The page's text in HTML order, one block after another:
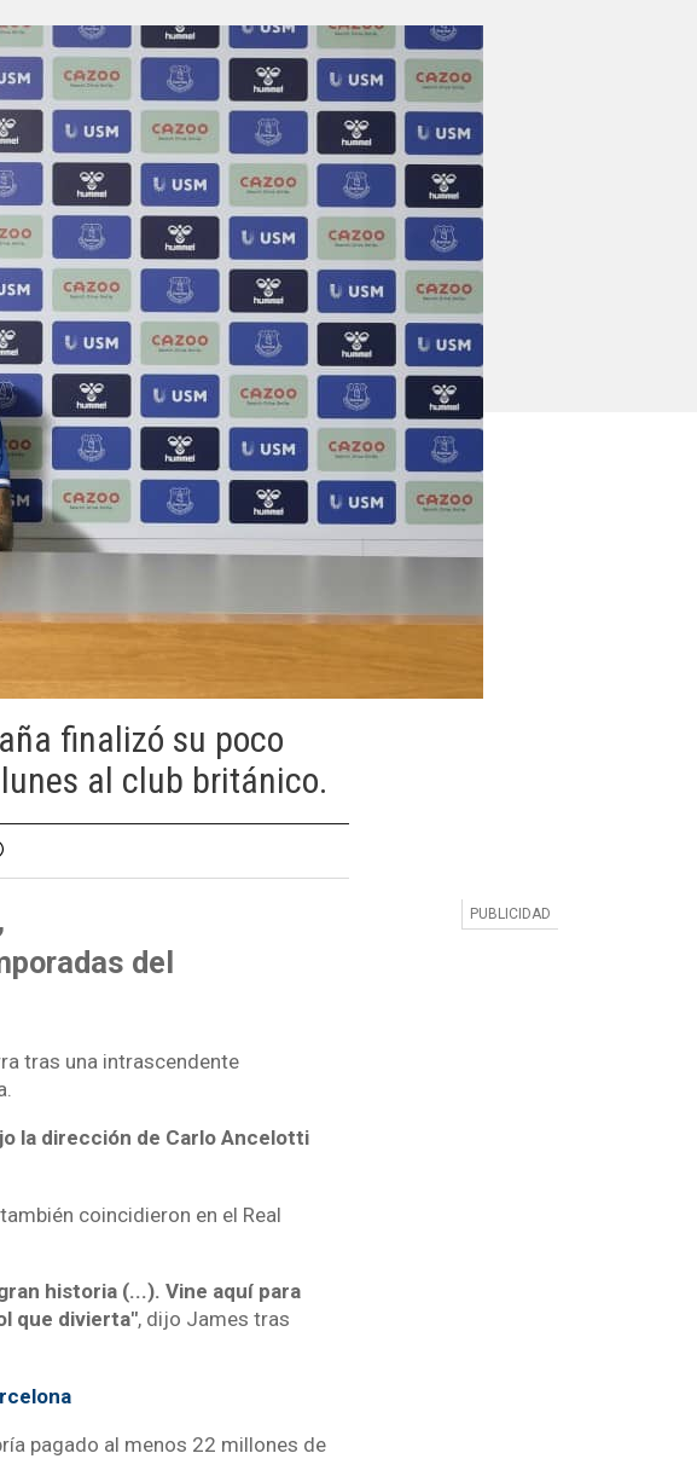
finalizó su poco
al club británico.
del
tras una intrascendente
la dirección de Carlo Ancelotti
coincidieron en el Real
historia (...). Vine aquí para
que divierta", dijo James tras
pagado al menos 22 millones de